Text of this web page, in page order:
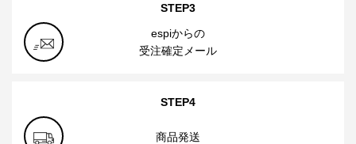
STEP3
espiからの
受注確定メール
STEP4
商品発送